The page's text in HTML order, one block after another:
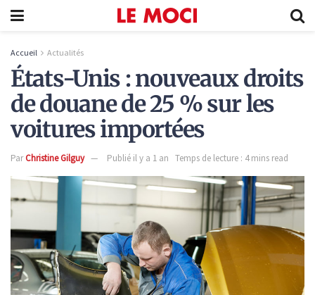
Accueil Actualités
États-Unis : nouveaux droits
de douane de 25 % sur les
voitures importées
ParChristine Gilguy Publié il y a 1 an Temps de lecture : 4 mins read